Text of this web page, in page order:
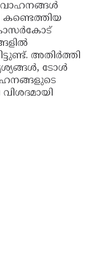
വാഹനങ്ങൾ
കണ്ടെത്തിയ
അതിർത്തി
ടോൾ